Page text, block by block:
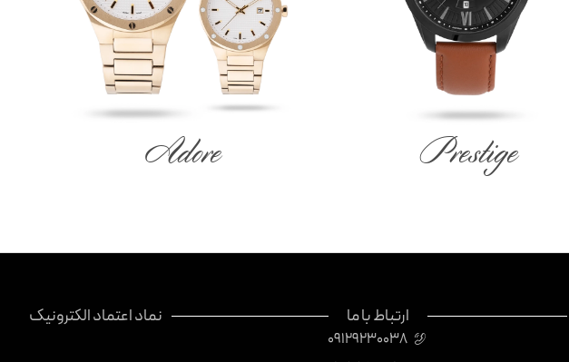
Prestige
Adore
ارتباط با ما
09129230038
نماد اعتماد الکترونیک